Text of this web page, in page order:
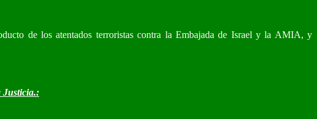
de los atentados terroristas contra la Embajada de Israel y la AMIA, y
Justicia.: